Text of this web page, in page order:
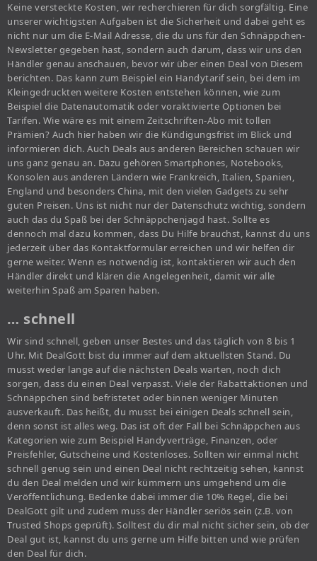
Keine versteckte Kosten, wir recherchieren für dich sorgfältig. Eine
unserer wichtigsten Aufgaben ist die Sicherheit und dabei geht es
nicht nur um die E-Mail Adresse, die du uns für den Schnäppchen-
Newsletter gegeben hast, sondern auch darum, dass wir uns den
Händler genau anschauen, bevor wir über einen Deal von Diesem
berichten. Das kann zum Beispiel ein Handytarif sein, bei dem im
Kleingedruckten weitere Kosten entstehen können, wie zum
Beispiel die Datenautomatik oder voraktivierte Optionen bei
Tarifen. Wie wäre es mit einem Zeitschriften-Abo mit tollen
Prämien? Auch hier haben wir die Kündigungsfrist im Blick und
informieren dich. Auch Deals aus anderen Bereichen schauen wir
uns ganz genau an. Dazu gehören Smartphones, Notebooks,
Konsolen aus anderen Ländern wie Frankreich, Italien, Spanien,
England und besonders China, mit den vielen Gadgets zu sehr
guten Preisen. Uns ist nicht nur der Datenschutz wichtig, sondern
auch das du Spaß bei der Schnäppchenjagd hast. Sollte es
dennoch mal dazu kommen, dass Du Hilfe brauchst, kannst du uns
jederzeit über das Kontaktformular erreichen und wir helfen dir
gerne weiter. Wenn es notwendig ist, kontaktieren wir auch den
Händler direkt und klären die Angelegenheit, damit wir alle
weiterhin Spaß am Sparen haben.
… schnell
Wir sind schnell, geben unser Bestes und das täglich von 8 bis 1
Uhr. Mit DealGott bist du immer auf dem aktuellsten Stand. Du
musst weder lange auf die nächsten Deals warten, noch dich
sorgen, dass du einen Deal verpasst. Viele der Rabattaktionen und
Schnäppchen sind befristetet oder binnen weniger Minuten
ausverkauft. Das heißt, du musst bei einigen Deals schnell sein,
denn sonst ist alles weg. Das ist oft der Fall bei Schnäppchen aus
Kategorien wie zum Beispiel Handyverträge, Finanzen, oder
Preisfehler, Gutscheine und Kostenloses. Sollten wir einmal nicht
schnell genug sein und einen Deal nicht rechtzeitig sehen, kannst
du den Deal melden und wir kümmern uns umgehend um die
Veröffentlichung. Bedenke dabei immer die 10% Regel, die bei
DealGott gilt und zudem muss der Händler seriös sein (z.B. von
Trusted Shops geprüft). Solltest du dir mal nicht sicher sein, ob der
Deal gut ist, kannst du uns gerne um Hilfe bitten und wie prüfen
den Deal für dich.